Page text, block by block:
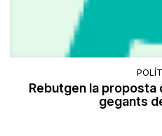
Rebutgen la proposta
gegants